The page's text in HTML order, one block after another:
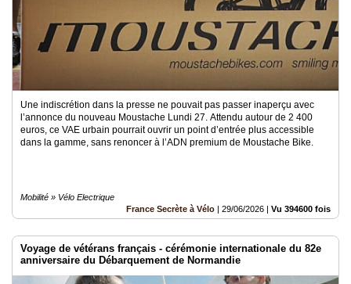
Une indiscrétion dans la presse ne pouvait pas passer inaperçu avec
l’annonce du nouveau Moustache Lundi 27. Attendu autour de 2 400
euros, ce VAE urbain pourrait ouvrir un point d’entrée plus accessible
dans la gamme, sans renoncer à l’ADN premium de Moustache Bike.
Mobilité » Vélo Electrique
France Secrète à Vélo | 29/06/2026 | Vu 394600 fois
Voyage de vétérans français - cérémonie internationale du 82e
anniversaire du Débarquement de Normandie